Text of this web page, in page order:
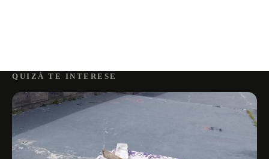
QUIZÁ TE INTERESE